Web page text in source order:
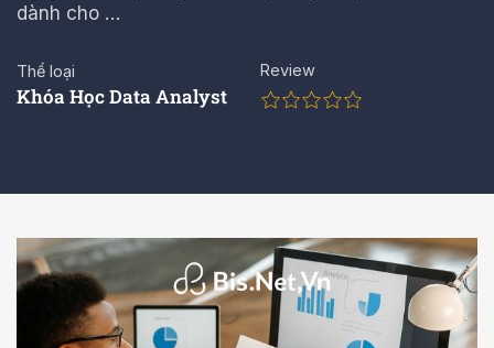
dành cho …
Thể loại
Khóa Học Data Analyst
Review